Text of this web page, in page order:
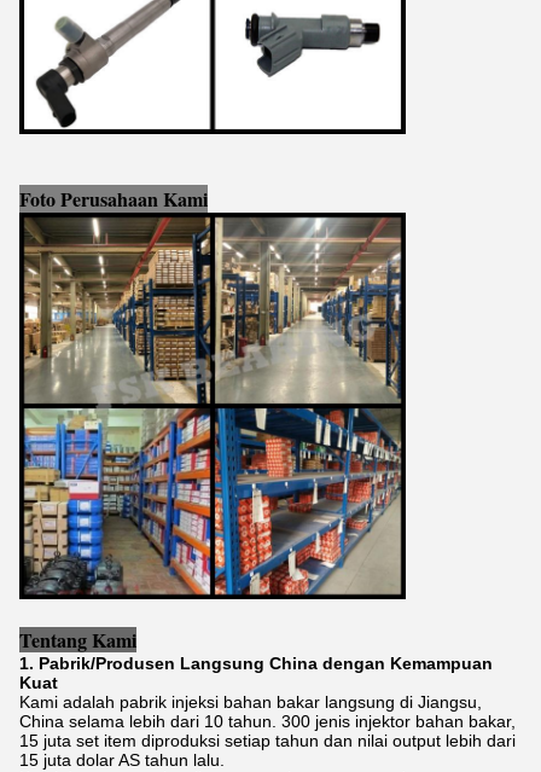
Foto Perusahaan Kami
Tentang Kami
1. Pabrik/Produsen Langsung China dengan Kemampuan
Kuat
Kami adalah pabrik injeksi bahan bakar langsung di Jiangsu,
China selama lebih dari 10 tahun. 300 jenis injektor bahan bakar,
15 juta set item diproduksi setiap tahun dan nilai output lebih dari
15 juta dolar AS tahun lalu.